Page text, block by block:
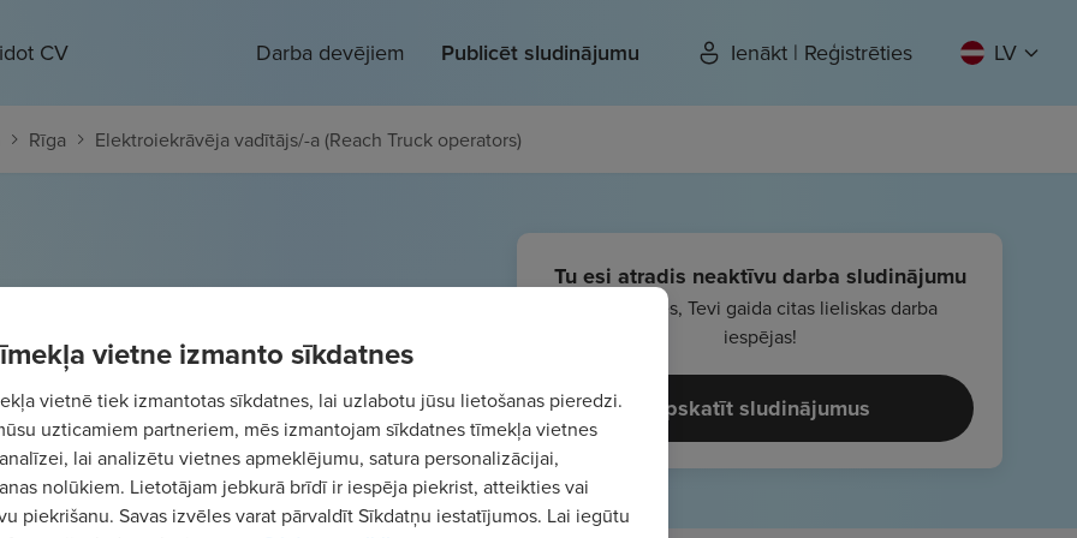
CV Darba devējiem Publicēt sludinājumu Ienākt | Reģistrēties LV
Rīga Elektroiekrāvēja vadītājs/-a (Reach Truck operators)
a (Reach Truck
€/mēn.Bruto
Tu esi atradis neaktīvu darba sludinājumu
Nebēdājies, Tevi gaida citas lieliskas darba
iespējas!
Apskatīt sludinājumus
vietne izmanto sīkdatnes
vietnē tiek izmantotas sīkdatnes, lai uzlabotu jūsu lietošanas pieredzi.
uzticamiem partneriem, mēs izmantojam sīkdatnes tīmekļa vietnes
lai analizētu vietnes apmeklējumu, satura personalizācijai,
nolūkiem. Lietotājam jebkurā brīdī ir iespēja piekrist, atteikties vai
piekrišanu. Savas izvēles varat pārvaldīt Sīkdatņu iestatījumos. Lai iegūtu